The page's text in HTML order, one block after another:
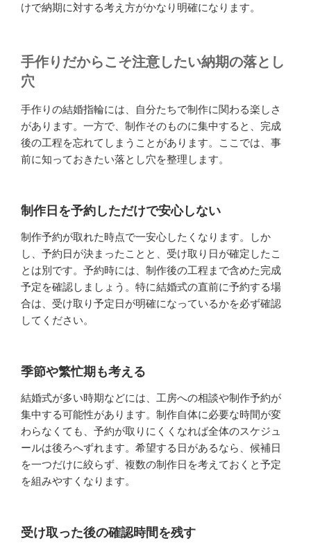
けで納期に対する考え方がかなり明確になります。
手作りだからこそ注意したい納期の落とし
穴
手作りの結婚指輪には、自分たちで制作に関わる楽しさ
があります。一方で、制作そのものに集中すると、完成
後の工程を忘れてしまうことがあります。ここでは、事
前に知っておきたい落とし穴を整理します。
制作日を予約しただけで安心しない
制作予約が取れた時点で一安心したくなります。しか
し、予約日が決まったことと、受け取り日が確定したこ
とは別です。予約時には、制作後の工程まで含めた完成
予定を確認しましょう。特に結婚式の直前に予約する場
合は、受け取り予定日が明確になっているかを必ず確認
してください。
季節や繁忙期も考える
結婚式が多い時期などには、工房への相談や制作予約が
集中する可能性があります。制作自体に必要な時間が変
わらなくても、予約が取りにくくなれば全体のスケジュ
ールは後ろへずれます。希望する日があるなら、候補日
を一つだけに絞らず、複数の制作日を考えておくと予定
を組みやすくなります。
受け取った後の確認時間を残す